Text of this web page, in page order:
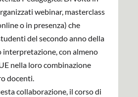
webinar, masterclass
o in presenza) che
del secondo anno della
interpretazione, con almeno
nella loro combinazione
docenti.
collaborazione, il corso di